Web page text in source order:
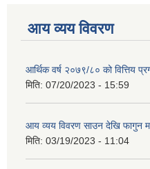
आय व्यय विवरण
आर्थिक वर्ष २०७९/८० को वित्तिय
मिति: 07/20/2023 - 15:59
आय व्यय विवरण साउन देखि फागुन
मिति: 03/19/2023 - 11:04